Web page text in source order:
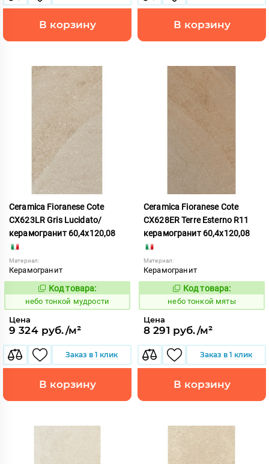
В корзину В корзину
Ceramica Fioranese Cote
CX623LR Gris Lucidato/
керамогранит 60,4x120,08
Материал:
Керамогранит
1122180
Код товара:
небо тонкой мудрости
Цена
9 324 руб./м²
Заказ в 1 клик
В корзину
Ceramica Fioranese Cote
CX628ER Terre Esterno R11
керамогранит 60,4x120,08
Материал:
Керамогранит
1122181
Код товара:
небо тонкой мяты
Цена
8 291 руб./м²
Заказ в 1 клик
В корзину